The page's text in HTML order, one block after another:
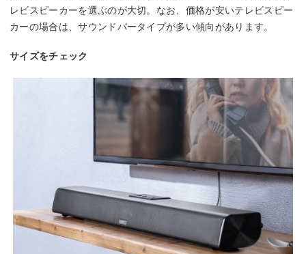
レビスピーカーを選ぶのが大切。なお、価格が安いテレビスピー
カーの場合は、サウンドバータイプが多い傾向があります。
サイズをチェック